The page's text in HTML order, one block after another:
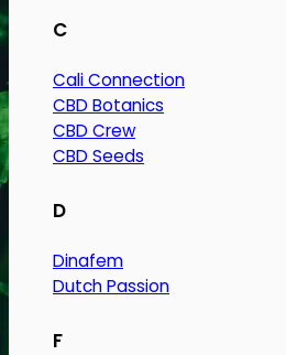
C
Cali Connection
CBD Botanics
CBD Crew
CBD Seeds
D
Dinafem
Dutch Passion
F